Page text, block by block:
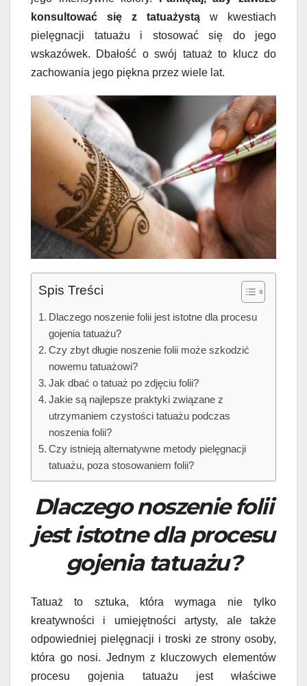
konsultować się z tatuażystą w kwestiach
pielęgnacji tatuażu i stosować się do jego
wskazówek. Dbałość o swój tatuaż to klucz do
zachowania jego piękna przez wiele lat.
Spis Treści
Dlaczego noszenie folii jest istotne dla procesu
gojenia tatuażu?
Czy zbyt długie noszenie folii może szkodzić
nowemu tatuażowi?
Jak dbać o tatuaż po zdjęciu folii?
Jakie są najlepsze praktyki związane z
utrzymaniem czystości tatuażu podczas
noszenia folii?
Czy istnieją alternatywne metody pielęgnacji
tatuażu, poza stosowaniem folii?
Dlaczego noszenie folii
jest istotne dla procesu
gojenia tatuażu?
Tatuaż to sztuka, która wymaga nie tylko
kreatywności i umiejętności artysty, ale także
odpowiedniej pielęgnacji i troski ze strony osoby,
która go nosi. Jednym z kluczowych elementów
procesu gojenia tatuażu jest właściwe